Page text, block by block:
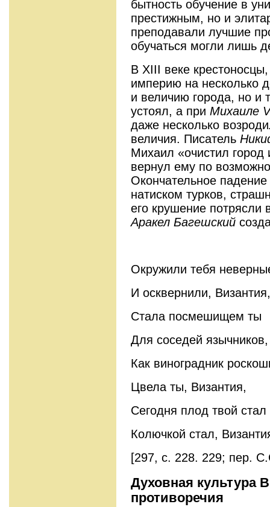
бытность обучение в
престижным, но и
преподавали лучшие
обучаться могли лишь
В XIII веке
империю на несколько
и величию города, но и
устоял, а при Михаиле
даже несколько
величия. Писатель
Михаил «очистил город
вернул ему по
Окончательное
натиском турков,
его крушение потрясли
Аракел Багешский
Окружили тебя
И осквернили, Византия,
Стала посмешищем ты
Для соседей
Как виноградник
Цвела ты, Византия,
Сегодня плод твой
Колючкой стал,
[297, с. 228. 229; пер.
Духовная культура
противоречия